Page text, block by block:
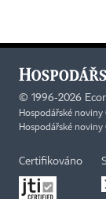
© 1996-2026
Hospodářské
Hospodářské
Certifikováno